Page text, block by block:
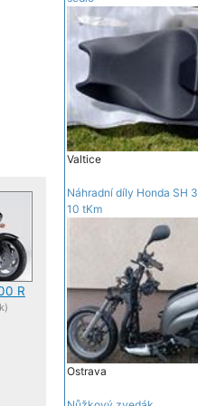
R
Valtice
Náhradní díly Honda SH
10 tKm
Ostrava